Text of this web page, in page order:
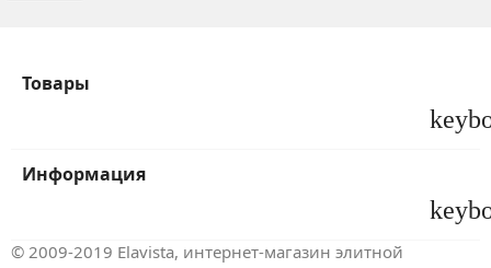
Товары
Информация
© 2009-2019 Elavista, интернет-магазин элитной